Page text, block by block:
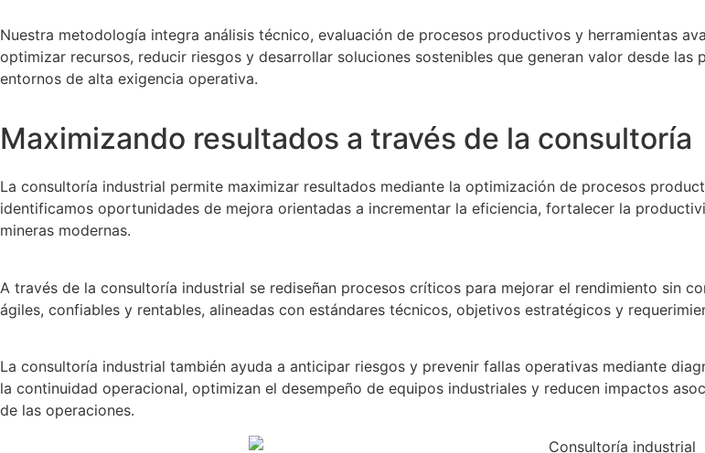
Nuestra metodología integra análisis técnico, evaluación de procesos productivos y herramientas
optimizar recursos, reducir riesgos y desarrollar soluciones sostenibles que generan valor desde
entornos de alta exigencia operativa.
Maximizando resultados a través de la consultoría
La consultoría industrial permite maximizar resultados mediante la optimización de procesos
identificamos oportunidades de mejora orientadas a incrementar la eficiencia, fortalecer la
mineras modernas.
A través de la consultoría industrial se rediseñan procesos críticos para mejorar el rendimiento sin
ágiles, confiables y rentables, alineadas con estándares técnicos, objetivos estratégicos y
La consultoría industrial también ayuda a anticipar riesgos y prevenir fallas operativas mediante
la continuidad operacional, optimizan el desempeño de equipos industriales y reducen impactos
de las operaciones.